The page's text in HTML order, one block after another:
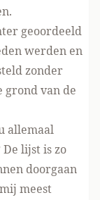
geoordeeld
werden en
zonder
grond van de
allemaal
lijst is zo
doorgaan
meest